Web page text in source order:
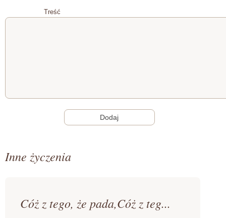
Treść
Inne życzenia
Cóż z tego, że pada,Cóż z teg...